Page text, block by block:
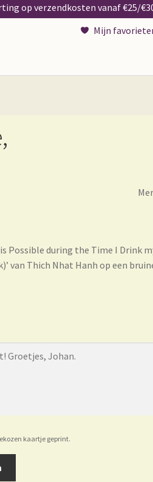
op verzendkosten vanaf €25/
Mijn
Possible during the Time I Drink
van Thich Nhat Hanh op een
kaartje geprint.